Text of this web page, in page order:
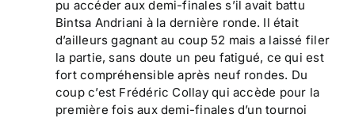
pu accéder aux demi-finales s’il avait battu
Bintsa Andriani à la dernière ronde. Il était
d’ailleurs gagnant au coup 52 mais a laissé filer
la partie, sans doute un peu fatigué, ce qui est
fort compréhensible après neuf rondes. Du
coup c’est Frédéric Collay qui accède pour la
première fois aux demi-finales d’un tournoi